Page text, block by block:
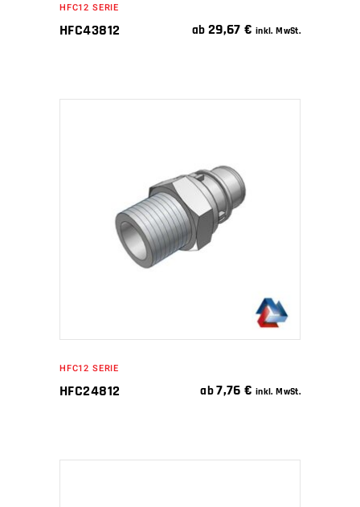
HFC12 SERIE
HFC43812 ab 29,67€ inkl. MwSt.
IN DEN WARENKORB
HFC12 SERIE
HFC24812 ab7,76€ inkl. MwSt.